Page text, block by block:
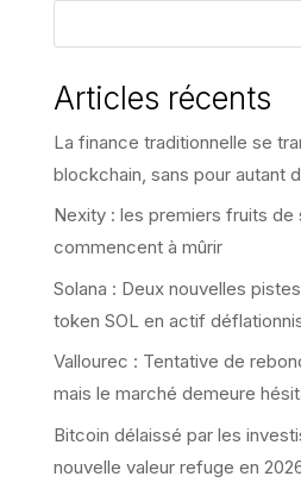
Articles récents
La finance traditionnelle se
blockchain, sans pour autant
Nexity : les premiers fruits de
commencent à mûrir
Solana : Deux nouvelles
token SOL en actif
Vallourec : Tentative de
mais le marché demeure
Bitcoin délaissé par les
nouvelle valeur refuge en